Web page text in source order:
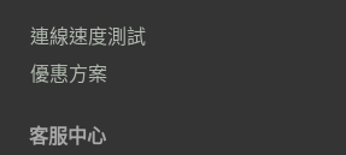
連線速度測試
優惠方案
客服中心